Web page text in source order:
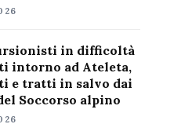
in difficoltà
intorno ad Ateleta,
e tratti in salvo dai
Soccorso alpino